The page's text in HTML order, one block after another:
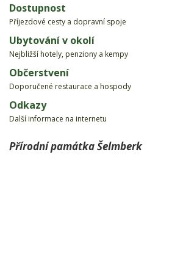
Dostupnost
Příjezdové cesty a dopravní spoje
Ubytování v okolí
Nejbližší hotely, penziony a kempy
Občerstvení
Doporučené restaurace a hospody
Odkazy
Další informace na internetu
Přírodní památka Šelmberk